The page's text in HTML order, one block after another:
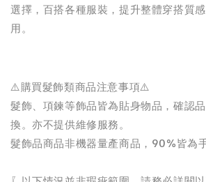
選擇，百搭各種服裝，提升整體穿搭質
用。
⚠️購買髮飾類商品注意事項⚠️
髮飾、項鍊等飾品皆為貼身物品，確認
換。亦不提供維修服務。
髮飾品商品非機器量產商品，90%皆為手